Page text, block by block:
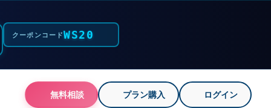
クーポンコードWS20
無料相談 プラン購入 ログイン